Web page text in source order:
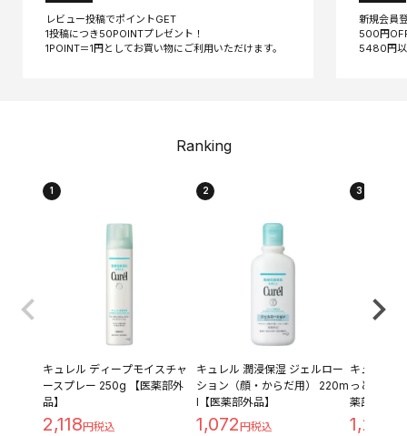
レビュー投稿でポイントGET
1投稿につき50POINTプレゼント！
新規会員
500円
Ranking
1
キュレル ディープモイスチャ
ースプレー 250g 【医薬部外
品】
2,118
2
キュレル 潤浸保湿 ジェルロー
ション（顔・からだ用） 220m
l【医薬部外品】
1,072
3
キュレル
っとり つ
薬部外品】
1,209